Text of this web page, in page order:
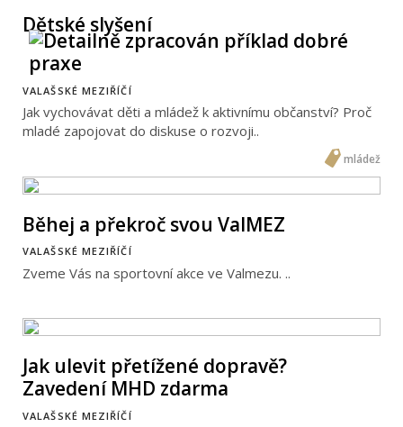
Dětské slyšení
VALAŠSKÉ MEZIŘÍČÍ
Jak vychovávat děti a mládež k aktivnímu občanství? Proč
mladé zapojovat do diskuse o rozvoji..
mládež
Běhej a překroč svou ValMEZ
VALAŠSKÉ MEZIŘÍČÍ
Zveme Vás na sportovní akce ve Valmezu. ..
Jak ulevit přetížené dopravě?
Zavedení MHD zdarma
VALAŠSKÉ MEZIŘÍČÍ